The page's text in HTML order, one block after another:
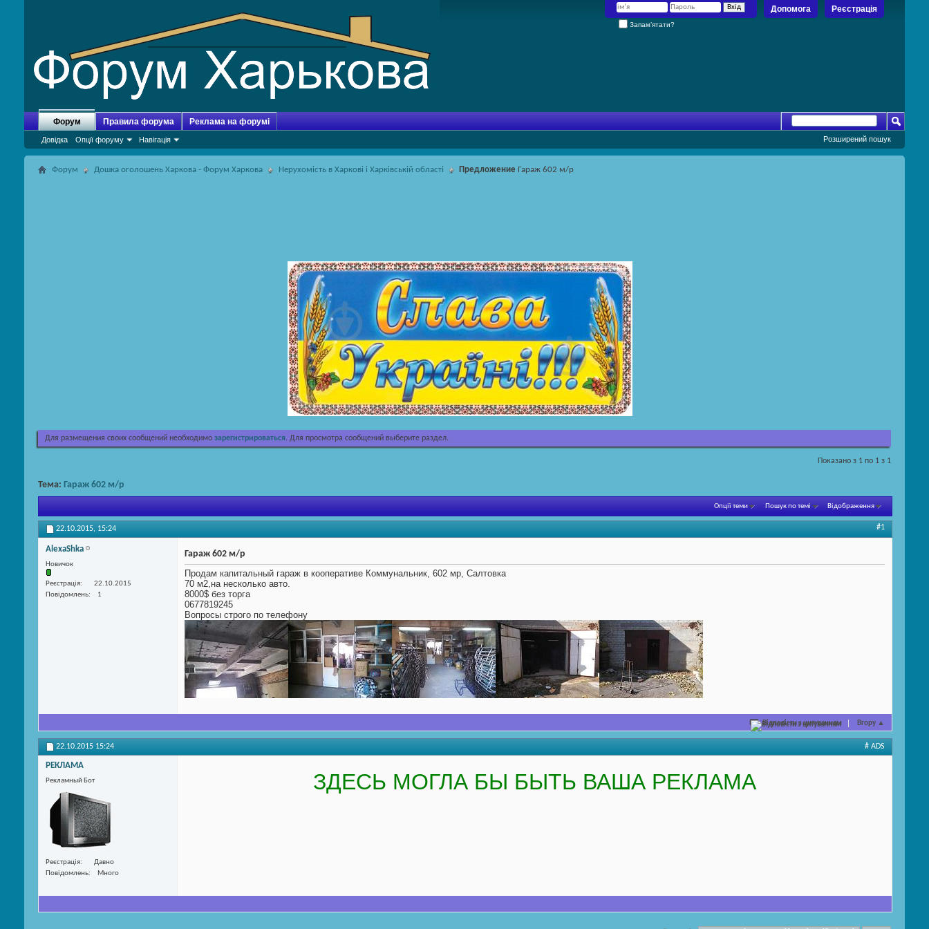
Реєстрація
Допомога
Запам’ятати?
Форум
Довідка Опції форуму Навігація
Правила форума Реклама на форумі
Розширений пошук
Форум Дошка оголошень Харкова - Форум Харкова Нерухомість в Харкові і Харківській області Предложение Гараж 602 м/р
Для размещения своих сообщений необходимо зарегистрироваться. Для просмотра сообщений выберите раздел.
Показано з 1 по 1 з 1
Тема: Гараж 602 м/р
Опції теми Пошук по темі Відображення
22.10.2015, 15:24 #1
AlexaShka
Новичок
Реєстрація
22.10.2015
Повідомлень
1
Гараж 602 м/р
Продам капитальный гараж в кооперативе Коммунальник, 602 мр, Салтовка
70 м2,на несколько авто.
8000$ без торга
0677819245
Вопросы строго по телефону
Відповісти з цитуванням Вгору ▲
22.10.2015 15:24 # ADS
РЕКЛАМА
Рекламный Бот
Реєстрація
Давно
Повідомлень
Много
ЗДЕСЬ МОГЛА БЫ БЫТЬ ВАША РЕКЛАМА